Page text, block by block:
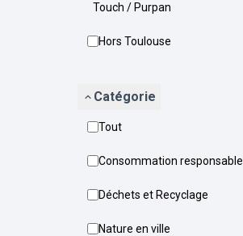
Touch / Purpan
Hors Toulouse
Catégorie
Tout
Consommation responsable
Déchets et Recyclage
Nature en ville